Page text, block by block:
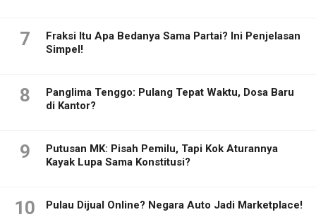
7
Fraksi Itu Apa Bedanya Sama Partai? Ini Penjelasan
Simpel!
8
Panglima Tenggo: Pulang Tepat Waktu, Dosa Baru
di Kantor?
9
Putusan MK: Pisah Pemilu, Tapi Kok Aturannya
Kayak Lupa Sama Konstitusi?
10 Pulau Dijual Online? Negara Auto Jadi Marketplace!